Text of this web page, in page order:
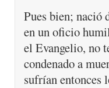
Pues bien; nació
en un oficio
el Evangelio, no
condenado a
sufrían